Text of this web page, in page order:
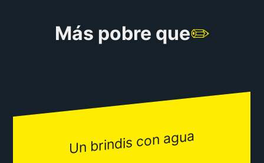
Más pobre que✏️
Un brindis con agua